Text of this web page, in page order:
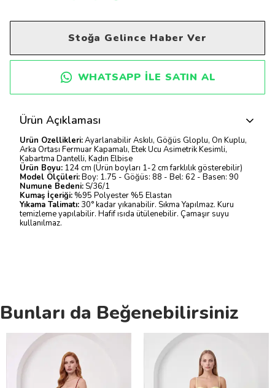
Stoğa Gelince Haber Ver
WHATSAPP ILE SATIN AL
Ürün Açıklaması
Ürün Özellikleri:Ayarlanabilir Askılı, Göğüs Gloplu, Ön Kuplu,
Arka Ortası Fermuar Kapamalı, Etek Ucu Asimetrik Kesimli,
Kabartma Dantelli, Kadın Elbise
Ürün Boyu: 124 cm (Ürün boyları 1-2 cm farklılık gösterebilir)
Model Ölçüleri:Boy: 1.75 - Göğüs: 88 - Bel: 62 - Basen: 90
Numune Bedeni: S/36/1
Kumaş İçeriği: %95 Polyester %5 Elastan
Yıkama Talimatı:30° kadar yıkanabilir. Sıkma Yapılmaz. Kuru
temizleme yapılabilir. Hafif ısıda ütülenebilir. Çamaşır suyu
kullanılmaz.
Bunları da Beğenebilirsiniz